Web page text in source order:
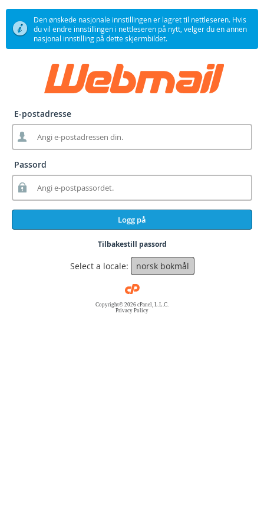
Den ønskede nasjonale innstillingen er lagret til nettleseren. Hvis
du vil endre innstillingen i nettleseren på nytt, velger du en annen
nasjonal innstilling på dette skjermbildet.
E-postadresse
Passord
Logg på
Tilbakestill passord
Select a locale: norsk bokmål
Copyright© 2026 cPanel, L.L.C.
Privacy Policy